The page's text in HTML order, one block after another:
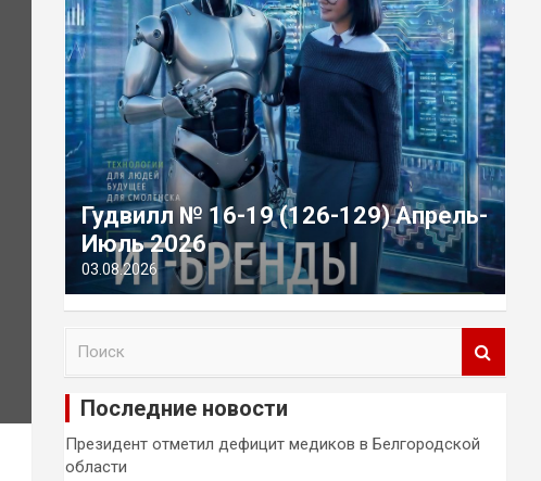
Гудвилл № 16-19 (126-129) Апрель-
Июль 2026
03.08.2026
и
Последние новости
Президент отметил дефицит медиков в Белгородской
области